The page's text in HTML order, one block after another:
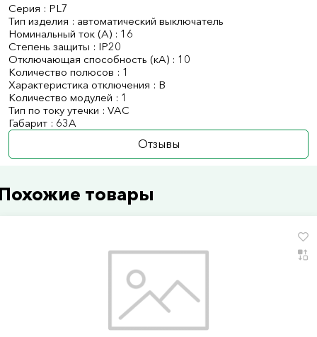
Серия : PL7
Тип изделия : автоматический выключатель
Номинальный ток (А) : 16
Степень защиты : IP20
Отключающая способность (кА) : 10
Количество полюсов : 1
Характеристика отключения : B
Количество модулей : 1
Тип по току утечки : VAC
Габарит : 63А
Отзывы
товары